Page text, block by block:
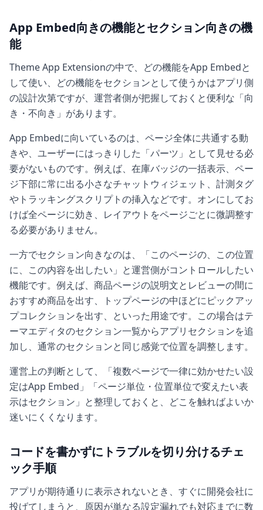
App Embed向きの機能とセクション向きの機
能
Theme App Extensionの中で、どの機能をApp Embedと
して使い、どの機能をセクションとして使うかはアプリ側
の設計次第ですが、運営者側が把握しておくと便利な「向
き・不向き」があります。
App Embedに向いているのは、ページ全体に共通する動
きや、ユーザーにはっきりした「パーツ」として見せる必
要がないものです。例えば、在庫バッジの一括表示、ペー
ジ下部に常に出る小さなチャットウィジェット、計測タグ
やトラッキングスクリプトの挿入などです。オンにしてお
けば全ページに効き、レイアウトをページごとに微調整す
る必要がありません。
一方でセクション向きなのは、「このページの、この位置
に、この内容を出したい」と運営側がコントロールしたい
機能です。例えば、商品ページの説明文とレビューの間に
おすすめ商品を出す、トップページの中ほどにピックアッ
プコレクションを出す、といった用途です。この場合はテ
ーマエディタのセクション一覧からアプリセクションを追
加し、通常のセクションと同じ感覚で位置を調整します。
運営上の判断として、「複数ページで一律に効かせたい設
定はApp Embed」「ページ単位・位置単位で変えたい表
示はセクション」と整理しておくと、どこを触ればよいか
迷いにくくなります。
コードを書かずにトラブルを切り分けるチェ
ック手順
アプリが期待通りに表示されないとき、すぐに開発会社に
投げてしまうと、原因が単なる設定漏れでも対応までに数